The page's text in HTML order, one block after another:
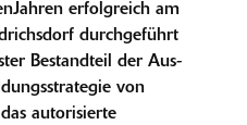
erfolgreich am
durchgeführt
Bestandteil der Aus-
von
autorisierte